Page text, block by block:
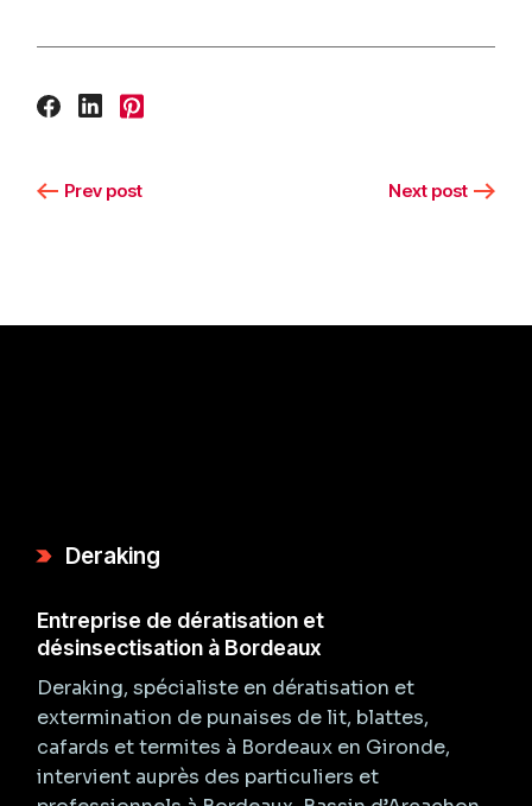
Prev post Next post
Deraking
Entreprise de dératisation et
désinsectisation à Bordeaux
Deraking, spécialiste en dératisation et
extermination de punaises de lit, blattes,
cafards et termites à Bordeaux en Gironde,
intervient auprès des particuliers et